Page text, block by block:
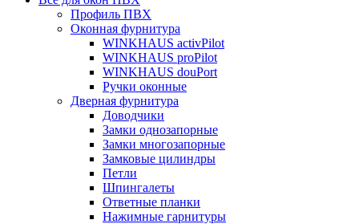
Профиль ПВХ
Оконная фурнитура
WINKHAUS activPilot
WINKHAUS proPilot
WINKHAUS douPort
Ручки оконные
Дверная фурнитура
Доводчики
Замки однозапорные
Замки многозапорные
Замковые цилиндры
Петли
Шпингалеты
Ответные планки
Нажимные гарнитуры